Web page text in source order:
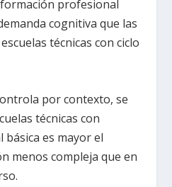
profesional
cognitiva que las
técnicas con ciclo
por contexto, se
técnicas con
es mayor el
menos compleja que en